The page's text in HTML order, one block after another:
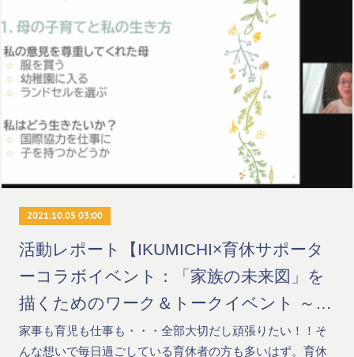
2021.10.05 03:00
活動レポート【IKUMICHI×育休サポータ
ーコラボイベント：「家族の未来図」を
描くためのワーク＆トークイベント ～育
休中に夫婦で気づき、考え、始めよう
家事も育児も仕事も・・・全部大切だし頑張りたい！！そ
んな想いで毎日過ごしている育休者の方も多いはず。育休